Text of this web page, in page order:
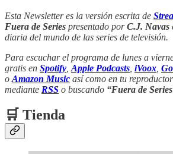
Esta Newsletter es la versión escrita de
Fuera de Series presentado porC.J. Navas
diaria del mundo de las series de televisión.
Para escuchar el programa de lunes a
gratis en Spotify,Apple Podcasts, iVoox,
oAmazon Music así como en tu
mediante RSS o buscando “Fuera de
🛒 Tienda